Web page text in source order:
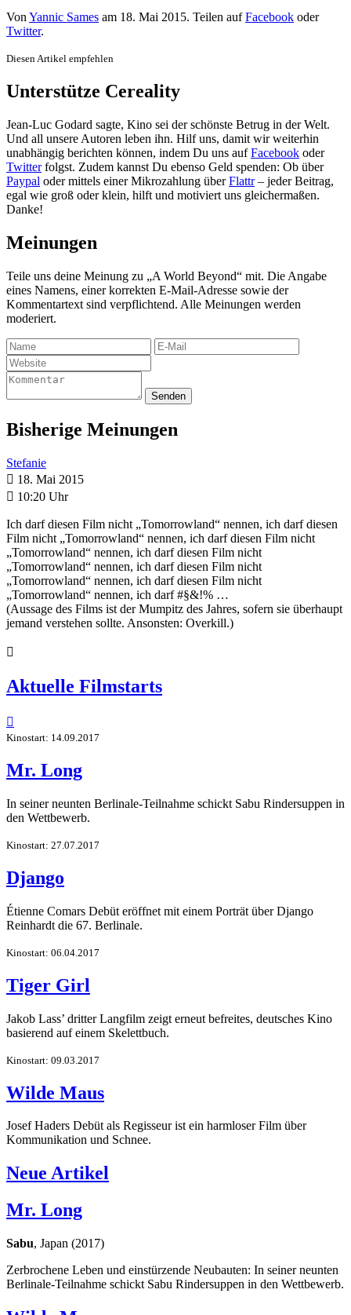
Von Yannic Sames am 18. Mai 2015. Teilen aufFacebook oder
Twitter.
Diesen Artikel empfehlen
Unterstütze Cereality
Jean-Luc Godard sagte, Kino sei der schönste Betrug in der Welt.
Und all unsere Autoren leben ihn. Hilf uns, damit wir weiterhin
unabhängig berichten können, indem Du uns aufFacebook oder
Twitterfolgst. Zudem kannst Du ebenso Geld spenden: Ob über
Paypal oder mittels einer Mikrozahlung überFlattr– jeder Beitrag,
egal wie groß oder klein, hilft und motiviert uns gleichermaßen.
Danke!
Meinungen
Teile uns deine Meinung zu „A World Beyond“ mit. Die Angabe
eines Namens, einer korrekten E-Mail-Adresse sowie der
Kommentartext sind verpflichtend. Alle Meinungen werden
moderiert.
Senden
Bisherige Meinungen
Stefanie
 18. Mai 2015
 10:20 Uhr
Ich darf diesen Film nicht „Tomorrowland“ nennen, ich darf diesen
Film nicht „Tomorrowland“ nennen, ich darf diesen Film nicht
„Tomorrowland“ nennen, ich darf diesen Film nicht
„Tomorrowland“ nennen, ich darf diesen Film nicht
„Tomorrowland“ nennen, ich darf diesen Film nicht
„Tomorrowland“ nennen, ich darf #§&!% …
(Aussage des Films ist der Mumpitz des Jahres, sofern sie überhaupt
jemand verstehen sollte. Ansonsten: Overkill.)

Aktuelle Filmstarts

Kinostart: 14.09.2017
Mr. Long
In seiner neunten Berlinale-Teilnahme schickt Sabu Rindersuppen in
den Wettbewerb.
Kinostart: 27.07.2017
Django
Étienne Comars Debüt eröffnet mit einem Porträt über Django
Reinhardt die 67. Berlinale.
Kinostart: 06.04.2017
Tiger Girl
Jakob Lass’ dritter Langfilm zeigt erneut befreites, deutsches Kino
basierend auf einem Skelettbuch.
Kinostart: 09.03.2017
Wilde Maus
Josef Haders Debüt als Regisseur ist ein harmloser Film über
Kommunikation und Schnee.
Neue Artikel
Mr. Long
Sabu, Japan (2017)
Zerbrochene Leben und einstürzende Neubauten: In seiner neunten
Berlinale-Teilnahme schickt Sabu Rindersuppen in den Wettbewerb.